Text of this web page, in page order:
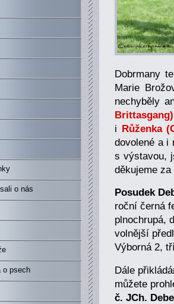
o nás
o psech
Dobrmany
Marie
nechyběly
Brittasgang)
i Růženka
dovolené a i
s výstavou,
děkujeme
Posudek
roční černá
plnochrupá,
volnější
Výborná 2,
Dále
můžete
č. JCh.